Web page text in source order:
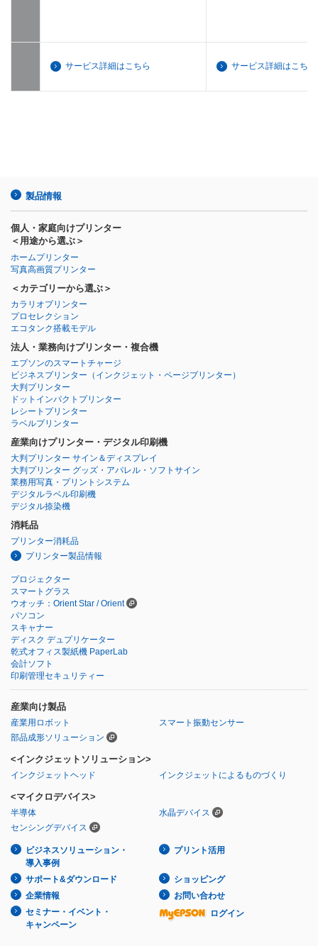
サービス詳細はこちら サービス詳細はこちら
製品情報
個人・家庭向けプリンター
＜用途から選ぶ＞
ホームプリンター
写真高画質プリンター
＜カテゴリーから選ぶ＞
カラリオプリンター
プロセレクション
エコタンク搭載モデル
法人・業務向けプリンター・複合機
エプソンのスマートチャージ
ビジネスプリンター （インクジェット・ページプリンター）
大判プリンター
ドットインパクトプリンター
レシートプリンター
ラベルプリンター
産業向けプリンター・デジタル印刷機
大判プリンター サイン＆ディスプレイ
大判プリンター グッズ・アパレル・ソフトサイン
業務用写真・プリントシステム
デジタルラベル印刷機
デジタル捺染機
消耗品
プリンター消耗品
プリンター製品情報
プロジェクター
スマートグラス
ウオッチ：Orient Star / Orient
パソコン
スキャナー
ディスク デュプリケーター
乾式オフィス製紙機 PaperLab
会計ソフト
印刷管理セキュリティー
産業向け製品
産業用ロボット
スマート振動センサー
部品成形ソリューション
<インクジェットソリューション>
インクジェットヘッド インクジェットによるものづくり
<マイクロデバイス>
半導体
水晶デバイス
センシングデバイス
ビジネスソリューション・
導入事例
プリント活用
サポート&ダウンロード
ショッピング
企業情報
お問い合わせ
セミナー・イベント・
キャンペーン
ログイン